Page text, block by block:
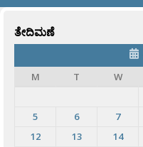
ತೇದಿಮಣೆ
M
T W
5
6 7
12
13 14